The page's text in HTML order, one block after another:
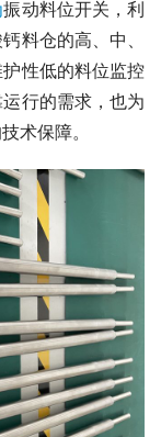
振动料位开关，利
料仓的高、中、
性低的料位监控
行的需求，也为
术保障。